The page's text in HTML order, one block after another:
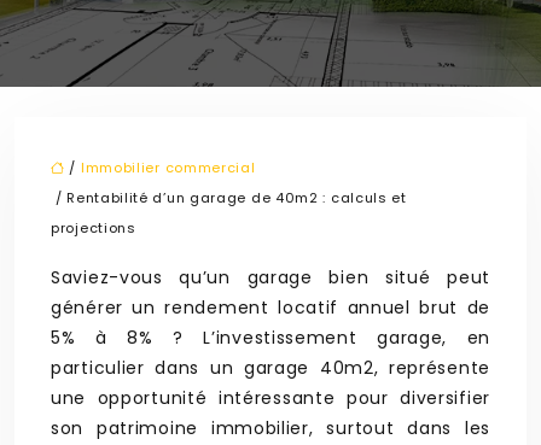
/ Immobilier commercial
/ Rentabilité d’un garage de 40m2 : calculs et
projections
Saviez-vous qu’un garage bien situé peut
générer un rendement locatif annuel brut de
5% à 8% ? L’investissement garage, en
particulier dans un garage 40m2, représente
une opportunité intéressante pour diversifier
son patrimoine immobilier, surtout dans les